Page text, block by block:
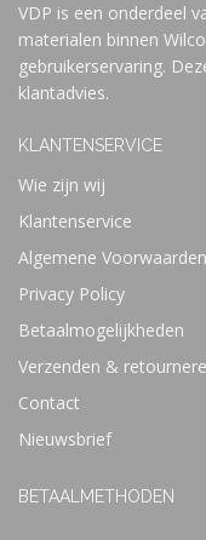
VDP is een onderdeel
materialen binnen
gebruikerservaring.
klantadvies.
KLANTENSERVICE
Wie zijn wij
Klantenservice
Algemene
Privacy Policy
Betaalmogelijkheden
Verzenden &
Contact
Nieuwsbrief
BETAALMETHODEN